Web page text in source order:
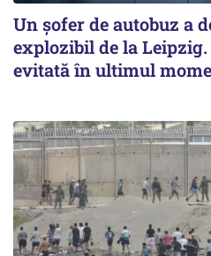
Un șofer de autobuz a
explozibil de la
evitată în ultimul